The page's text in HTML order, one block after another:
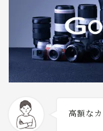
高額な